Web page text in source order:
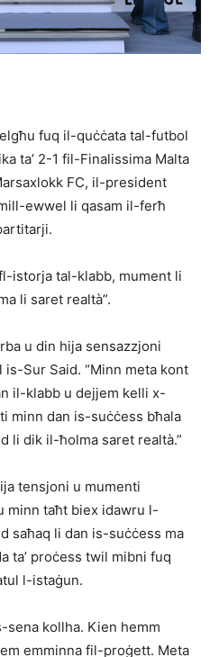
fuq il-quċċata tal-futbol
ta’ 2-1 fil-Finalissima Malta
FC, il-president
ewwel li qasam il-ferħ
istorja tal-klabb, mument li
li saret realtà”.
u din hija sensazzjoni
Sur Said. “Minn meta kont
il-klabb u dejjem kelli x-
minn dan is-suċċess bħala
li dik il-ħolma saret realtà.”
tensjoni u mumenti
minn taħt biex idawru l-
saħaq li dan is-suċċess ma
ta’ proċess twil mibni fuq
l-istaġun.
sena kollha. Kien hemm
emminna fil-proġett. Meta